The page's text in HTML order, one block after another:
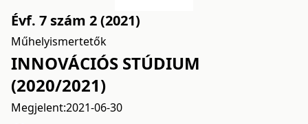
Évf. 7 szám 2 (2021)
Műhelyismertetők
INNOVÁCIÓS STÚDIUM
(2020/2021)
Megjelent:2021-06-30